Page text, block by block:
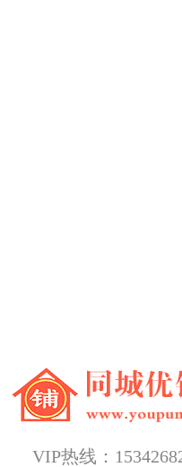
VIP热线：